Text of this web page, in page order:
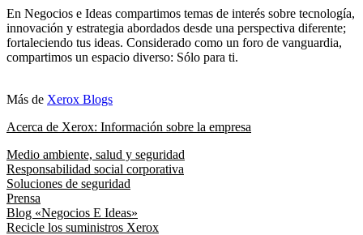
En Negocios e Ideas compartimos temas de interés sobre tecnología,
innovación y estrategia abordados desde una perspectiva diferente;
fortaleciendo tus ideas. Considerado como un foro de vanguardia,
compartimos un espacio diverso: Sólo para ti.
Más de Xerox Blogs
Acerca de Xerox: Información sobre la empresa
Medio ambiente, salud y seguridad
Responsabilidad social corporativa
Soluciones de seguridad
Prensa
Blog «Negocios E Ideas»
Recicle los suministros Xerox